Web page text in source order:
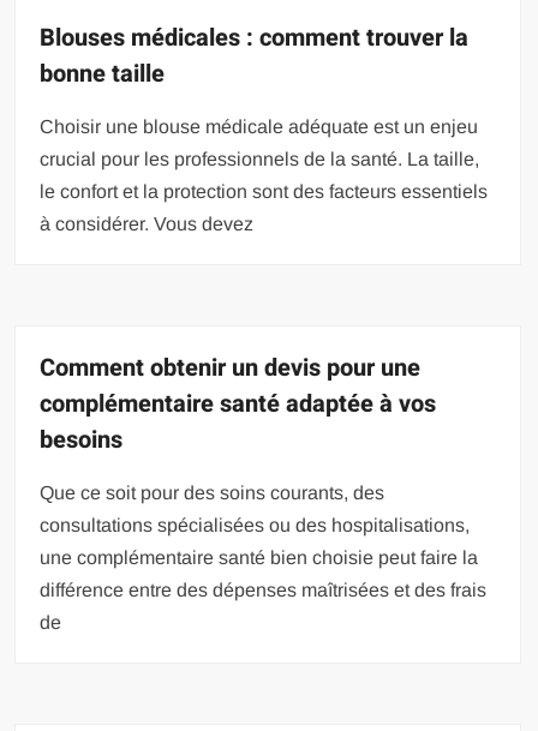
Blouses médicales : comment trouver la
bonne taille
Choisir une blouse médicale adéquate est un enjeu
crucial pour les professionnels de la santé. La taille,
le confort et la protection sont des facteurs essentiels
à considérer. Vous devez
Comment obtenir un devis pour une
complémentaire santé adaptée à vos
besoins
Que ce soit pour des soins courants, des
consultations spécialisées ou des hospitalisations,
une complémentaire santé bien choisie peut faire la
différence entre des dépenses maîtrisées et des frais
de